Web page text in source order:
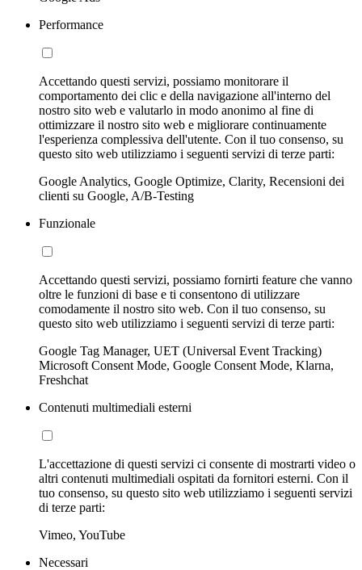
Performance
Accettando questi servizi, possiamo monitorare il
comportamento dei clic e della navigazione all'interno del
nostro sito web e valutarlo in modo anonimo al fine di
ottimizzare il nostro sito web e migliorare continuamente
l'esperienza complessiva dell'utente. Con il tuo consenso, su
questo sito web utilizziamo i seguenti servizi di terze parti:
Google Analytics, Google Optimize, Clarity, Recensioni dei
clienti su Google, A/B-Testing
Funzionale
Accettando questi servizi, possiamo fornirti feature che vanno
oltre le funzioni di base e ti consentono di utilizzare
comodamente il nostro sito web. Con il tuo consenso, su
questo sito web utilizziamo i seguenti servizi di terze parti:
Google Tag Manager, UET (Universal Event Tracking)
Microsoft Consent Mode, Google Consent Mode, Klarna,
Freshchat
Contenuti multimediali esterni
L'accettazione di questi servizi ci consente di mostrarti video o
altri contenuti multimediali ospitati da fornitori esterni. Con il
tuo consenso, su questo sito web utilizziamo i seguenti servizi
di terze parti:
Vimeo, YouTube
Necessari